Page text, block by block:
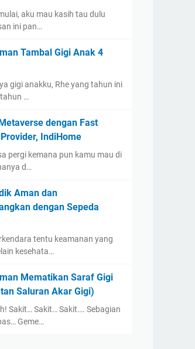
aku mau kasih tau dulu
ini pan…
Tambal Gigi Anak 4
gigi anakku, Rhe yang tahun ini
…
dengan Fast
IndiHome
pergi kemana pun kamu mau di
d…
Aman dan
dengan Sepeda
tentu keamanan yang
kesehata…
Mematikan Saraf Gigi
Saluran Akar Gigi)
Sakit… Sakit… Sakit…. Sebagian
Geme…